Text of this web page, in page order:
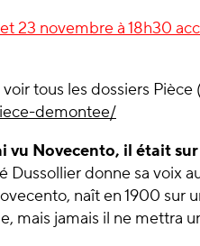
23 novembre à 18h30
voir tous les dossiers
demontee/
vu Novecento, il était
Dussollier donne sa voix
naît en 1900 sur
mais jamais il ne mettra